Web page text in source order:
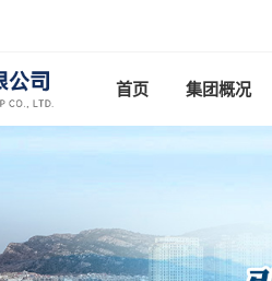
首页 集团概况